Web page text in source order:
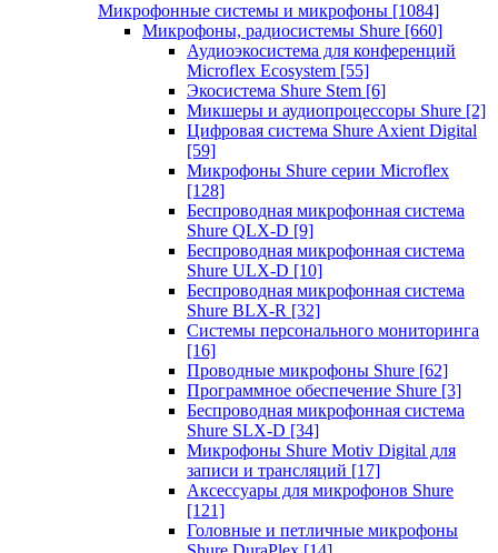
Микрофонные системы и микрофоны [1084]
Микрофоны, радиосистемы Shure [660]
Аудиоэкосистема для конференций
Microflex Ecosystem [55]
Экосистема Shure Stem [6]
Микшеры и аудиопроцессоры Shure [2]
Цифровая система Shure Axient Digital
[59]
Микрофоны Shure серии Microflex
[128]
Беспроводная микрофонная система
Shure QLX-D [9]
Беспроводная микрофонная система
Shure ULX-D [10]
Беспроводная микрофонная система
Shure BLX-R [32]
Системы персонального мониторинга
[16]
Проводные микрофоны Shure [62]
Программное обеспечение Shure [3]
Беспроводная микрофонная система
Shure SLX-D [34]
Микрофоны Shure Motiv Digital для
записи и трансляций [17]
Аксессуары для микрофонов Shure
[121]
Головные и петличные микрофоны